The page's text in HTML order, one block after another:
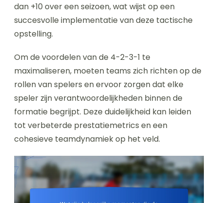
dan +10 over een seizoen, wat wijst op een
succesvolle implementatie van deze tactische
opstelling.
Om de voordelen van de 4-2-3-1 te
maximaliseren, moeten teams zich richten op de
rollen van spelers en ervoor zorgen dat elke
speler zijn verantwoordelijkheden binnen de
formatie begrijpt. Deze duidelijkheid kan leiden
tot verbeterde prestatiemetrics en een
cohesieve teamdynamiek op het veld.